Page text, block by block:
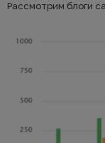
Рассмотрим блоги